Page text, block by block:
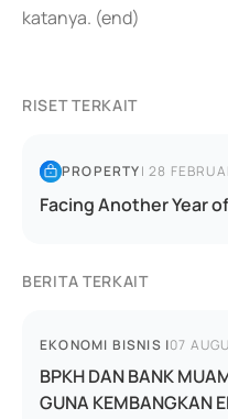
katanya. (end)
RISET TERKAIT
PROPERTY|28
Facing Another Year
BERITA TERKAIT
EKONOMI BISNIS |07
BPKH DAN BANK
GUNA KEMBANGKAN